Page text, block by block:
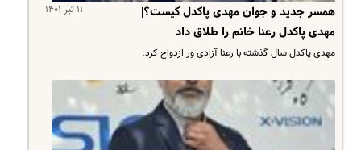
۱۱ تیر ۱۴۰۱
همسر جدید و جوان مهدی پاکدل کیست؟|
مهدی پاکدل رعنا خانم را طلاق داد
مهدی پاکدل سال گذشته با رعنا آزادی ور ازدواج کرد.